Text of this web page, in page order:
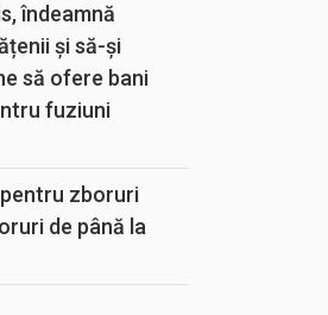
îndeamnă
și să-și
să ofere bani
fuziuni
zboruri
de până la